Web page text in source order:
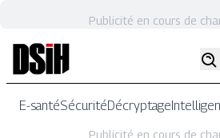
Publicité en cours de
E-santéSécuritéDécryptage
Publicité en cours de